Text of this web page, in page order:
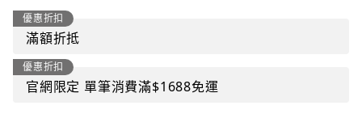
優惠折扣
滿額折抵
優惠折扣
官網限定 單筆消費滿$1688免運